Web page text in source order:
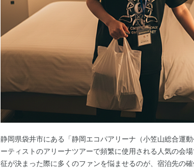
静岡県袋井市にある「静岡エコパアリーナ（小笠山総合運
ーティストのアリーナツアーで頻繁に使用される人気の会
征が決まった際に多くのファンを悩ませるのが、宿泊先の